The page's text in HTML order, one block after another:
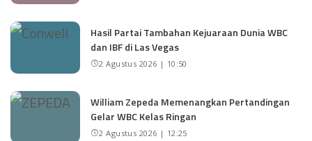
Hasil Partai Tambahan Kejuaraan Dunia WBC
dan IBF di Las Vegas
2 Agustus 2026 | 10:50
William Zepeda Memenangkan Pertandingan
Gelar WBC Kelas Ringan
2 Agustus 2026 | 12:25